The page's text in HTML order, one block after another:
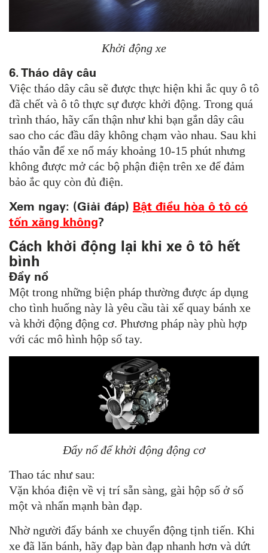
Khởi động xe
6. Tháo dây câu
Việc tháo dây câu sẽ được thực hiện khi ắc quy ô tô
đã chết và ô tô thực sự được khởi động. Trong quá
trình tháo, hãy cẩn thận như khi bạn gắn dây câu
sao cho các đầu dây không chạm vào nhau. Sau khi
tháo vẫn để xe nổ máy khoảng 10-15 phút nhưng
không được mở các bộ phận điện trên xe để đảm
bảo ắc quy còn đủ điện.
Xem ngay: (Giải đáp) Bật điều hòa ô tô có
tốn xăng không?
Cách khởi động lại khi xe ô tô hết
bình
Đẩy nổ
Một trong những biện pháp thường được áp dụng
cho tình huống này là yêu cầu tài xế quay bánh xe
và khởi động động cơ. Phương pháp này phù hợp
với các mô hình hộp số tay.
Đẩy nổ để khởi động động cơ
Thao tác như sau:
Vặn khóa điện về vị trí sẵn sàng, gài hộp số ở số
một và nhấn mạnh bàn đạp.
Nhờ người đẩy bánh xe chuyển động tịnh tiến. Khi
xe đã lăn bánh, hãy đạp bàn đạp nhanh hơn và dứt